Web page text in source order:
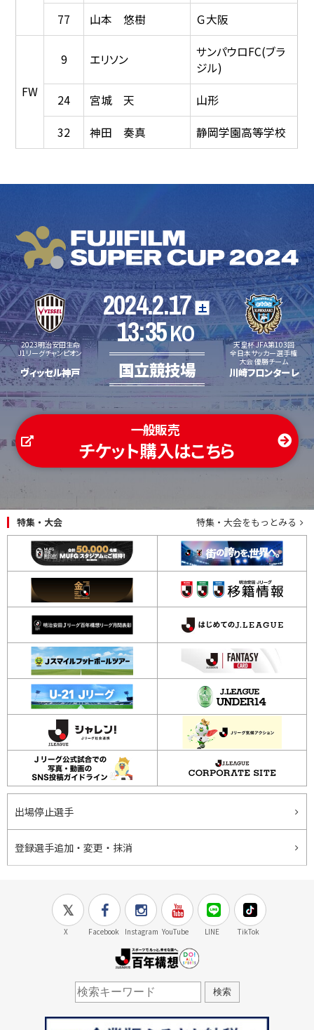
77
山本 悠樹 Ｇ大阪
FW
9 エリソン
サンパウロFC(ブラ
ジル)
24
宮城 天
山形
32
神田 奏真 静岡学園高等学校
2024.2.17 土
13:35KO
国立競技場
2023明治安田生命
J1リーグチャンピオン
ヴィッセル神戸
天皇杯 JFA第103回
全日本サッカー選手権
大会 優勝チーム
川崎フロンターレ
一般販売
チケット購入はこちら
特集・大会 特集・大会をもっとみる
出場停止選手
登録選手追加・変更・抹消
X Facebook Instagram YouTube LINE TikTok
検索